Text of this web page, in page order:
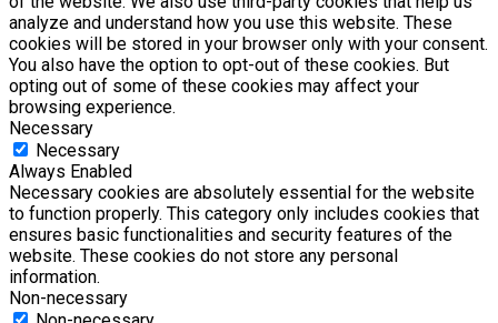
analyze and understand how you use this website. These
cookies will be stored in your browser only with your consent.
You also have the option to opt-out of these cookies. But
opting out of some of these cookies may affect your
browsing experience.
Necessary
Necessary
Always Enabled
Necessary cookies are absolutely essential for the website
to function properly. This category only includes cookies that
ensures basic functionalities and security features of the
website. These cookies do not store any personal
information.
Non-necessary